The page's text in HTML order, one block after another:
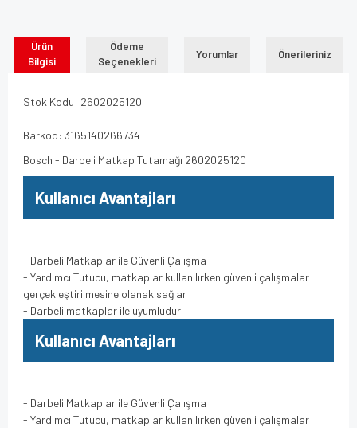
Ürün
Bilgisi
Ödeme
Seçenekleri
Yorumlar Önerileriniz
Stok Kodu: 2602025120
Barkod: 3165140266734
Bosch - Darbeli Matkap Tutamağı 2602025120
Kullanıcı Avantajları
- Darbeli Matkaplar ile Güvenli Çalışma
- Yardımcı Tutucu, matkaplar kullanılırken güvenli çalışmalar
gerçekleştirilmesine olanak sağlar
- Darbeli matkaplar ile uyumludur
Kullanıcı Avantajları
- Darbeli Matkaplar ile Güvenli Çalışma
- Yardımcı Tutucu, matkaplar kullanılırken güvenli çalışmalar